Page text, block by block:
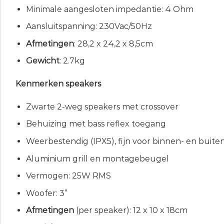
Minimale aangesloten impedantie: 4 Ohm
Aansluitspanning: 230Vac/50Hz
Afmetingen: 28,2 x 24,2 x 8,5cm
Gewicht: 2.7kg
Kenmerken speakers
Zwarte 2-weg speakers met crossover
Behuizing met bass reflex toegang
Weerbestendig (IPX5), fijn voor binnen- en
Aluminium grill en montagebeugel
Vermogen: 25W RMS
Woofer: 3”
Afmetingen(per speaker): 12 x 10 x 18cm